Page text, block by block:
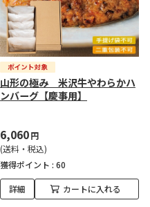
山形の極み 米沢牛やわらかハ
ンバーグ【慶事用】
6,060円
(送料・税込)
獲得ポイント : 60
詳細 カートに入れる